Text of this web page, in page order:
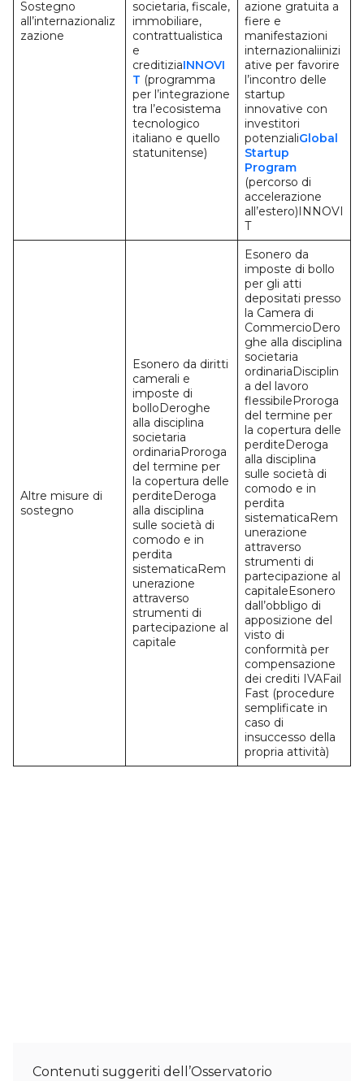
Sostegno
all’internazionaliz
zazione
societaria, fiscale,
immobiliare,
contrattualistica
e
creditiziaINNOVI
T (programma
per l’integrazione
tra l’ecosistema
tecnologico
italiano e quello
statunitense)
azione gratuita a
fiere e
manifestazioni
internazionaliinizi
ative per favorire
l’incontro delle
startup
innovative con
investitori
potenzialiGlobal
Startup
Program
(percorso di
accelerazione
all’estero)INNOVI
T
Altre misure di
sostegno
Esonero da diritti
camerali e
imposte di
bolloDeroghe
alla disciplina
societaria
ordinariaProroga
del termine per
la copertura delle
perditeDeroga
alla disciplina
sulle società di
comodo e in
perdita
sistematicaRem
unerazione
attraverso
strumenti di
partecipazione al
capitale
Esonero da
imposte di bollo
per gli atti
depositati presso
la Camera di
CommercioDero
ghe alla disciplina
societaria
ordinariaDisciplin
a del lavoro
flessibileProroga
del termine per
la copertura delle
perditeDeroga
alla disciplina
sulle società di
comodo e in
perdita
sistematicaRem
unerazione
attraverso
strumenti di
partecipazione al
capitaleEsonero
dall’obbligo di
apposizione del
visto di
conformità per
compensazione
dei crediti IVAFail
Fast (procedure
semplificate in
caso di
insuccesso della
propria attività)
Contenuti suggeriti dell’Osservatorio